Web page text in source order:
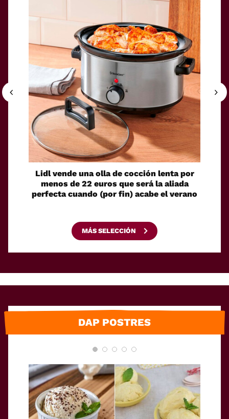
Lidl vende una olla de cocción lenta por
menos de 22 euros que será la aliada
perfecta cuando (por fin) acabe el verano
MÁS SELECCIÓN
DAP POSTRES